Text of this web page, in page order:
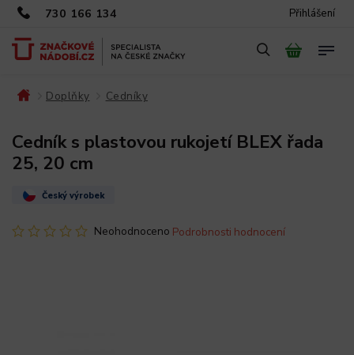
730 166 134 Přihlášení
Doplňky Cedníky
Cedník s plastovou rukojetí BLEX řada
25, 20 cm
Český výrobek
Neohodnoceno Podrobnosti hodnocení